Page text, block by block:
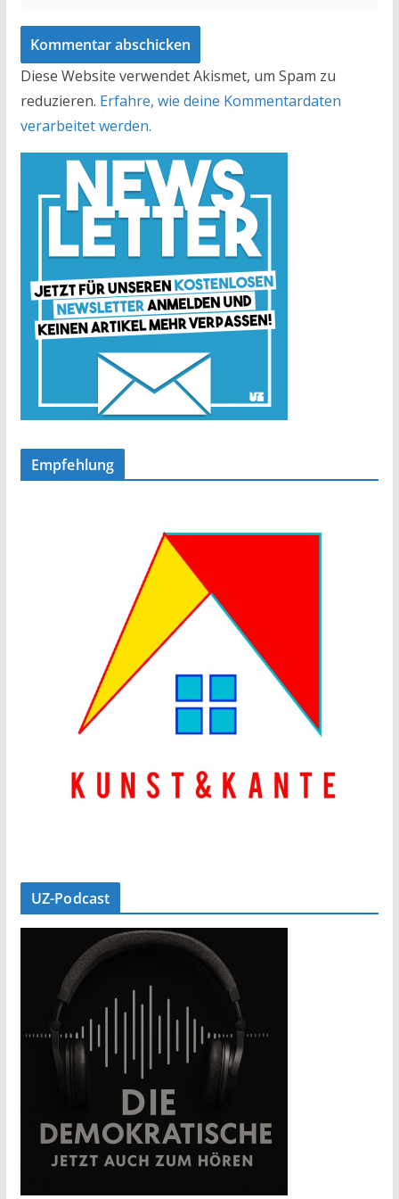
Diese Website verwendet Akismet, um Spam zu
reduzieren. Erfahre, wie deine Kommentardaten
verarbeitet werden.
Empfehlung
UZ-Podcast